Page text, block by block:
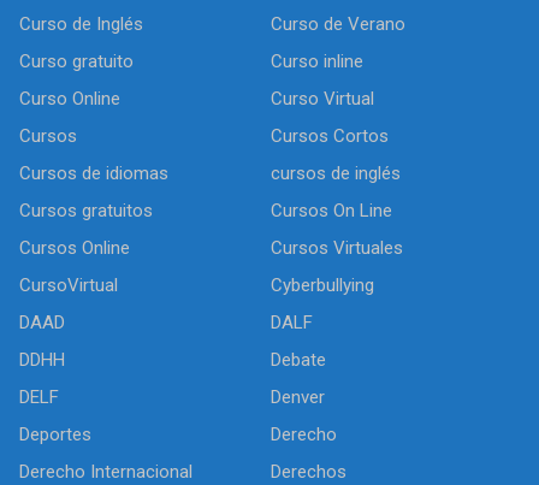
Curso de Inglés
Curso de Verano
Curso gratuito
Curso inline
Curso Online
Curso Virtual
Cursos
Cursos Cortos
Cursos de idiomas
cursos de inglés
Cursos gratuitos
Cursos On Line
Cursos Online
Cursos Virtuales
CursoVirtual
Cyberbullying
DAAD
DALF
DDHH
Debate
DELF
Denver
Deportes
Derecho
Derecho Internacional
Derechos